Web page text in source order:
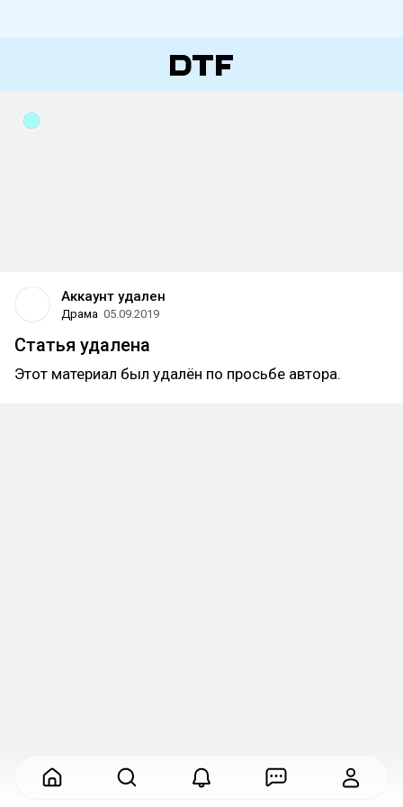
Аккаунт удален
Драма 05.09.2019
Статья удалена
Этот материал был удалён по просьбе автора.